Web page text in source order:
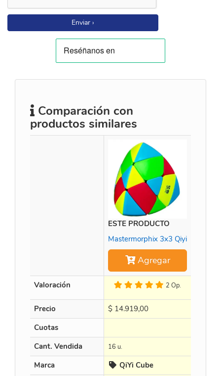
Enviar ›
Comparación con
productos similares
ESTE PRODUCTO
Mastermorphix 3x3 Qiyi
Agregar
Valoración 2 Op.
Precio $ 14.919,00
Cuotas
Cant. Vendida 16 u.
Marca QiYi Cube